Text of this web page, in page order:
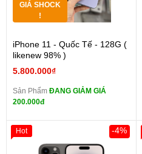
GIÁ SHOCK
!
iPhone 11 - Quốc Tế - 128G (
likenew 98% )
5.800.000₫
Sản Phẩm ĐANG GIẢM GIÁ
200.000đ
-4%
Hot